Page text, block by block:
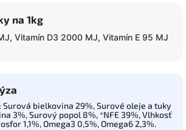
na 1kg
Vitamín D3 2000 MJ, Vitamín E 95 MJ
Surová bielkovina 29%, Surové oleje a tuky
3%, Surový popol 8%, *NFE 39%, Vlhkosť
1,1%, Omega3 0,5%, Omega6 2,3%.